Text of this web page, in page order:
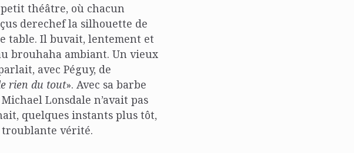
théâtre, où chacun
derechef la silhouette de
table. Il buvait, lentement et
brouhaha ambiant. Un vieux
avec Péguy, de
rien du tout». Avec sa barbe
Lonsdale n’avait pas
quelques instants plus tôt,
troublante vérité.